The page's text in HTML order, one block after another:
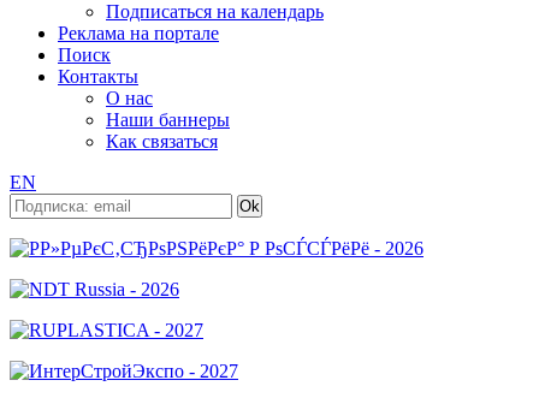
Подписаться на календарь
Реклама на портале
Поиск
Контакты
О нас
Наши баннеры
Как связаться
EN